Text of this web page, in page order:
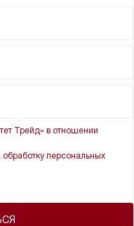
Трейд» в отношении
обработку персональных